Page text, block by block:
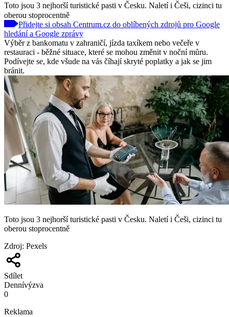
Toto jsou 3 nejhorší turistické pasti v Česku. Naletí i Češi, cizinci tu
oberou stoprocentně
Přidejte si obsah Centrum.cz do oblíbených zdrojů pro Google
hledání a Google zprávy
Výběr z bankomatu v zahraničí, jízda taxíkem nebo večeře v
restauraci - běžné situace, které se mohou změnit v noční můru.
Podívejte se, kde všude na vás číhají skryté poplatky a jak se jim
bránit.
Toto jsou 3 nejhorší turistické pasti v Česku. Naletí i Češi, cizinci tu
oberou stoprocentně
Zdroj: Pexels
Sdílet
Dennívýzva
0
Reklama